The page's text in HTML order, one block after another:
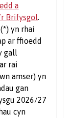
a
Brifysgol.
yn rhai
ar ffioedd
gall
rai
amser) yn
gan
2026/27
cyn